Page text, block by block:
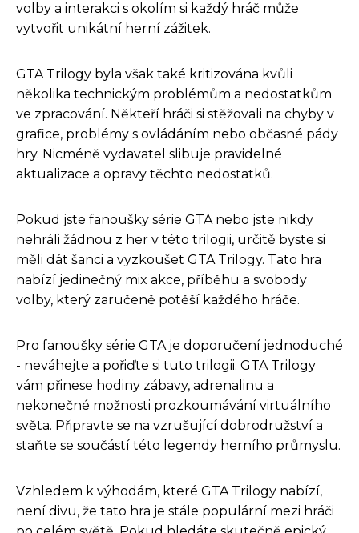
volby a interakci s okolím si každý hráč může
vytvořit unikátní herní zážitek.
GTA Trilogy byla však také kritizována kvůli
několika technickým problémům a nedostatkům
ve zpracování. Někteří hráči si stěžovali na chyby v
grafice, problémy s ovládáním nebo občasné pády
hry. Nicméně vydavatel slibuje pravidelné
aktualizace a opravy těchto nedostatků.
Pokud jste fanoušky série GTA nebo jste nikdy
nehráli žádnou z her v této trilogii, určitě byste si
měli dát šanci a vyzkoušet GTA Trilogy. Tato hra
nabízí jedinečný mix akce, příběhu a svobody
volby, který zaručeně potěší každého hráče.
Pro fanoušky série GTA je doporučení jednoduché
- neváhejte a pořiďte si tuto trilogii. GTA Trilogy
vám přinese hodiny zábavy, adrenalinu a
nekonečné možnosti prozkoumávání virtuálního
světa. Připravte se na vzrušující dobrodružství a
staňte se součástí této legendy herního průmyslu.
Vzhledem k výhodám, které GTA Trilogy nabízí,
není divu, že tato hra je stále populární mezi hráči